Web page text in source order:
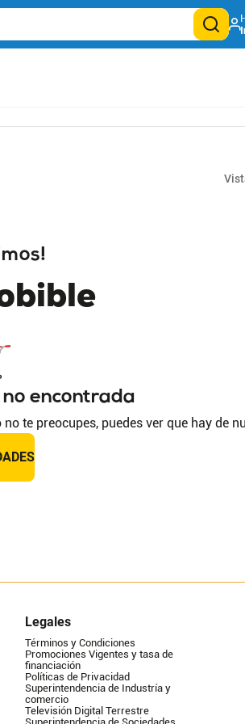
encontrada
te preocupes, puedes ver que hay de
Legales
Términos y Condiciones
Promociones Vigentes y tasa de
financiación
Políticas de Privacidad
Superintendencia de Industría y
comercio
Televisión Digital Terrestre